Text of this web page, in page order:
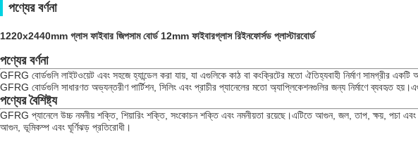
পণ্যের বর্ণনা
1220x2440mm গ্লাস ফাইবার জিপসাম বোর্ড 12mm ফাইবারগ্লাস রিইনফোর্সড প্লাস্টারবোর্ড
পণ্যের বর্ণনা
GFRG বোর্ডগুলি লাইটওয়েট এবং সহজে হ্যান্ডেল করা যায়, যা এগুলিকে কাঠ বা কংক্রিটের মতো ঐতিহ্যবাহী নির্মাণ সামগ্রীর
GFRG বোর্ডগুলি সাধারণত অভ্যন্তরীণ পার্টিশন, সিলিং এবং প্রাচীর প্যানেলের মতো অ্যাপ্লিকেশনগুলির জন্য নির্মাণে ব্যবহৃত
পণ্যের বৈশিষ্ট্য
GFRG প্যানেলে উচ্চ নমনীয় শক্তি, শিয়ারিং শক্তি, সংকোচন শক্তি এবং নমনীয়তা রয়েছে।এটিতে আগুন, জল, তাপ, ক্ষয়, পচা
আগুন, ভূমিকম্প এবং ঘূর্ণিঝড় প্রতিরোধী।